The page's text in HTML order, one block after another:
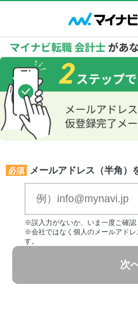
必須 メールアドレス（半角）
※誤入力がないか、いま一度ご確認
※会社ではなく個人のメールアドレ
す。
次